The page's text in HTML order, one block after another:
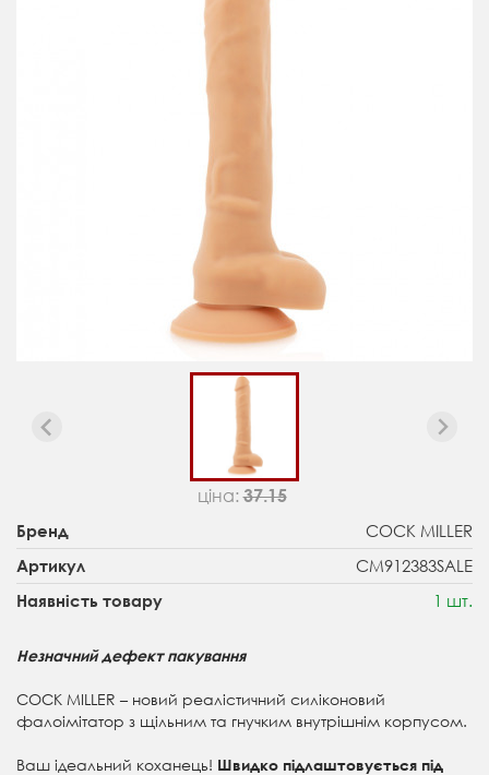
ціна:37.15
Бренд COCK MILLER
Артикул CM912383SALE
Наявність товару 1 шт.
Незначний дефект пакування
COCK MILLER – новий реалістичний силіконовий
фалоімітатор з щільним та гнучким внутрішнім корпусом.
Ваш ідеальний коханець! Швидко підлаштовується під